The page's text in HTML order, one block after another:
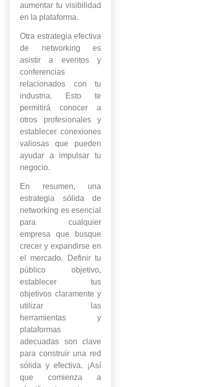
aumentar tu visibilidad
en la plataforma.
Otra estrategia efectiva
de networking es
asistir a eventos y
conferencias
relacionados con tu
industria. Esto te
permitirá conocer a
otros profesionales y
establecer conexiones
valiosas que pueden
ayudar a impulsar tu
negocio.
En resumen, una
estrategia sólida de
networking es esencial
para cualquier
empresa que busque
crecer y expandirse en
el mercado. Definir tu
público objetivo,
establecer tus
objetivos claramente y
utilizar las
herramientas y
plataformas
adecuadas son clave
para construir una red
sólida y efectiva. ¡Así
que comienza a